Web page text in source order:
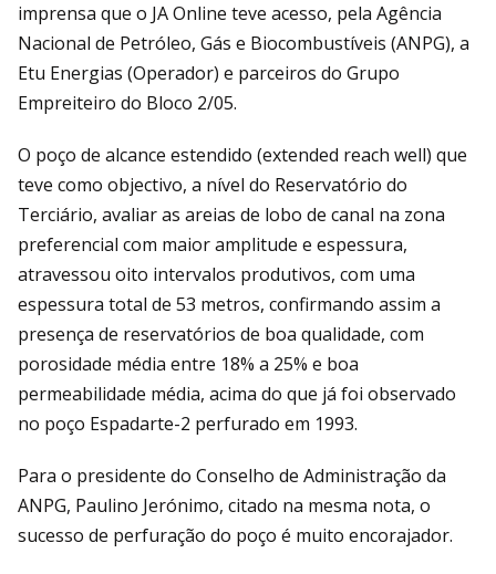
imprensa que o JA Online teve acesso, pela Agência
Nacional de Petróleo, Gás e Biocombustíveis (ANPG), a
Etu Energias (Operador) e parceiros do Grupo
Empreiteiro do Bloco 2/05.
O poço de alcance estendido (extended reach well) que
teve como objectivo, a nível do Reservatório do
Terciário, avaliar as areias de lobo de canal na zona
preferencial com maior amplitude e espessura,
atravessou oito intervalos produtivos, com uma
espessura total de 53 metros, confirmando assim a
presença de reservatórios de boa qualidade, com
porosidade média entre 18% a 25% e boa
permeabilidade média, acima do que já foi observado
no poço Espadarte-2 perfurado em 1993.
Para o presidente do Conselho de Administração da
ANPG, Paulino Jerónimo, citado na mesma nota, o
sucesso de perfuração do poço é muito encorajador.